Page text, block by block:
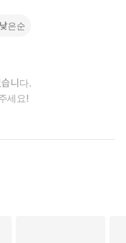
은순
니다.
세요!